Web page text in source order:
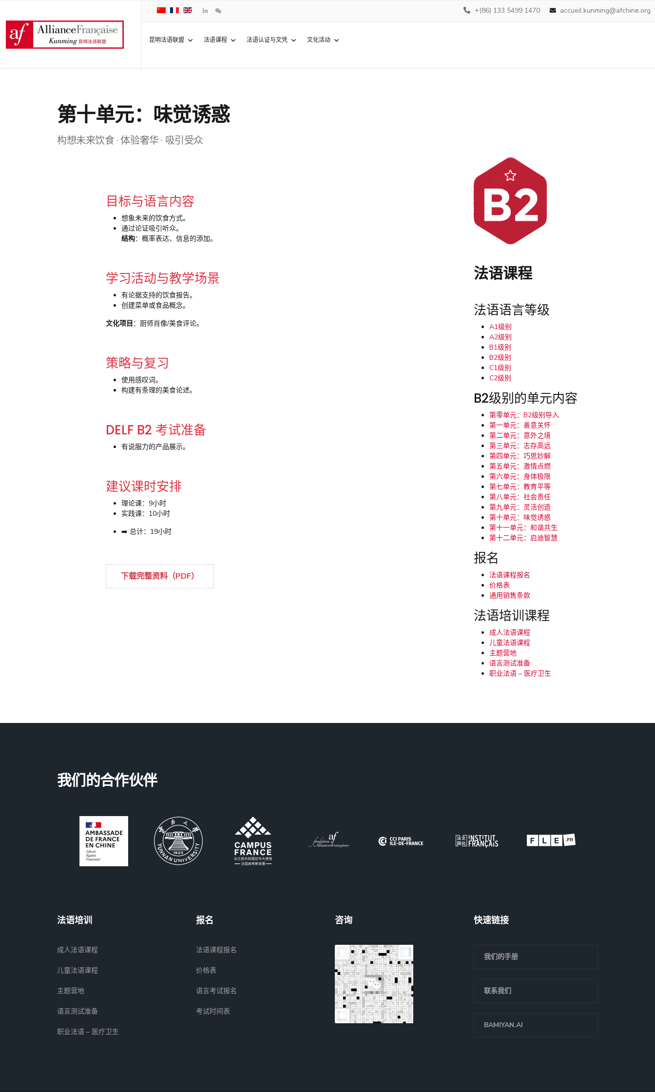
+(86) 133 5499 1470 accueil.kunming@afchine.org
昆明法语联盟 法语课程 法语认证与文凭 文化活动
第十单元：味觉诱惑
构想未来饮食 · 体验奢华 · 吸引受众
目标与语言内容
想象未来的饮食方式。
通过论证吸引听众。
结构：概率表达、信息的添加。
学习活动与教学场景
有论据支持的饮食报告。
创建菜单或食品概念。
文化项目：厨师肖像/美食评论。
策略与复习
使用感叹词。
构建有条理的美食论述。
DELF B2 考试准备
有说服力的产品展示。
建议课时安排
理论课：9小时
实践课：10小时
➡️ 总计：19小时
下载完整资料（PDF）
法语课程
法语语言等级
A1级别
A2级别
B1级别
B2级别
C1级别
C2级别
B2级别的单元内容
第零单元：B2级别导入
第一单元：善意关怀
第二单元：意外之境
第三单元：志存高远
第四单元：巧思妙解
第五单元：激情点燃
第六单元：身体极限
第七单元：教育平等
第八单元：社会责任
第九单元：灵活创造
第十单元：味觉诱惑
第十一单元：和谐共生
第十二单元：启迪智慧
报名
法语课程报名
价格表
通用销售条款
法语培训课程
成人法语课程
儿童法语课程
主题营地
语言测试准备
职业法语 – 医疗卫生
我们的合作伙伴
法语培训
成人法语课程
儿童法语课程
主题营地
语言测试准备
职业法语 – 医疗卫生
报名
法语课程报名
价格表
语言考试报名
考试时间表
咨询 快速链接
我们的手册
联系我们
BAMIYAN.AI